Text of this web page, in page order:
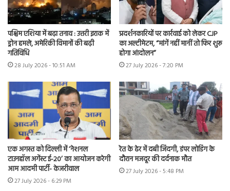
पश्चिम एशिया में बढ़ा तनाव : उत्तरी इराक में
ड्रोन हमले, अमेरिकी विमानों की बढ़ी
गतिविधि
28 July 2026 - 10:51 AM
प्रदर्शनकारियों पर कार्रवाई को लेकर CJP
का अल्टीमेटम, “मांगें नहीं मानीं तो फिर शुरू
होगा आंदोलन”
27 July 2026 - 7:20 PM
एक अगस्त को दिल्ली में ‘नेशनल
टाउनहॉल अगेंस्ट ई-20’ का आयोजन करेगी
आम आदमी पार्टी- केजरीवाल
27 July 2026 - 6:29 PM
रेत के ढेर में दबी जिंदगी, डंपर लोडिंग के
दौरान मजदूर की दर्दनाक मौत
27 July 2026 - 5:48 PM